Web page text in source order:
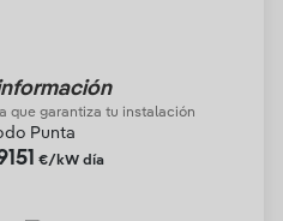
que garantiza tu instalación
Punta
€/kW día